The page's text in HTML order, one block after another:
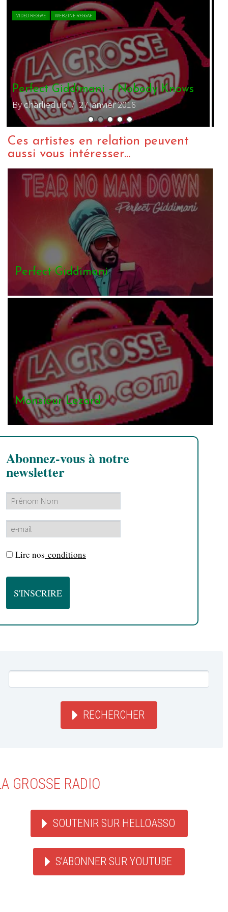
LIVE REPORT REGGAE WEBZINE REGGAE
M-sieur Lézard ina Jamroche !
By zopelartisto/ 26 mars 2015
Ces artistes en relation peuvent
aussi vous intéresser...
Perfect Giddimani
Monsieur Lezard
Abonnez-vous à notre
newsletter
Lire nos conditions
RECHERCHER
GROSSE RADIO
SOUTENIR SUR HELLOASSO
S'ABONNER SUR YOUTUBE